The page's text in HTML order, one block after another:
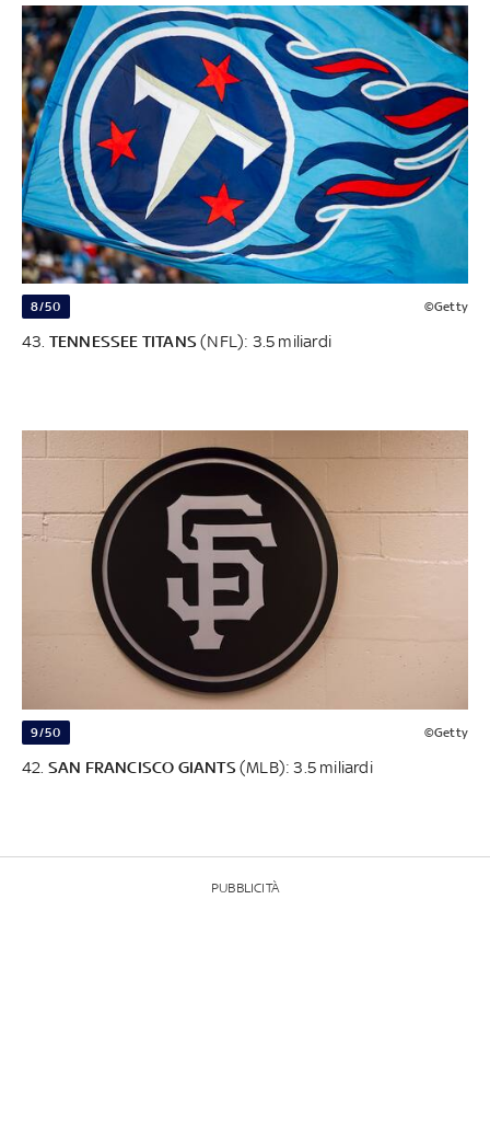
8/50 ©Getty
43. TENNESSEE TITANS(NFL): 3.5 miliardi
9/50 ©Getty
42. SAN FRANCISCO GIANTS(MLB): 3.5 miliardi
PUBBLICITÀ